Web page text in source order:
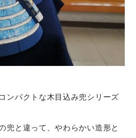
ンパクトな木目込み兜シリーズ
兜と違って、やわらかい造形と